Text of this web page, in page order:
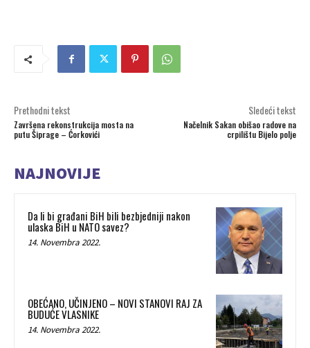
Prethodni tekst
Završena rekonstrukcija mosta na
putu Šiprage – Ćorkovići
Sledeći tekst
Načelnik Sakan obišao radove na
crpilištu Bijelo polje
NAJNOVIJE
Da li bi građani BiH bili bezbjedniji nakon
ulaska BiH u NATO savez?
14. Novembra 2022.
OBEĆANO, UČINJENO – NOVI STANOVI RAJ ZA
BUDUĆE VLASNIKE
14. Novembra 2022.